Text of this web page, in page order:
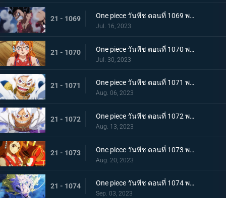
21 - 1069 One piece วันพีช ตอนที่ 1069 พากย์ไทย ผู้ชนะมีเพียงหนึ่ง ลูฟี่ ปะทะ ไคโด
Jul. 16, 2023
21 - 1070 One piece วันพีช ตอนที่ 1070 พากย์ไทย ลูฟี่พ่ายแพ้ การเตรียมใจของผู้ที่เหลืออยู่
Jul. 30, 2023
21 - 1071 One piece วันพีช ตอนที่ 1071 พากย์ไทย ไปให้ถึงจุดสูงสุดของลูฟี่ เกียร์ฟิฟท์
Aug. 06, 2023
21 - 1072 One piece วันพีช ตอนที่ 1072 พากย์ไทย พลังกวนประสาท เกียร์ฟิฟท์โลดแล่น
Aug. 13, 2023
21 - 1073 One piece วันพีช ตอนที่ 1073 พากย์ไทย ไม่มีที่ให้หนี ภาพเกาะโอนิกาชิมะในนรก
Aug. 20, 2023
21 - 1074 One piece วันพีช ตอนที่ 1074 พากย์ไทย เชื่อในโมโมะ ท่าเด็ดครั้งสุดท้ายของลูฟี่
Sep. 03, 2023